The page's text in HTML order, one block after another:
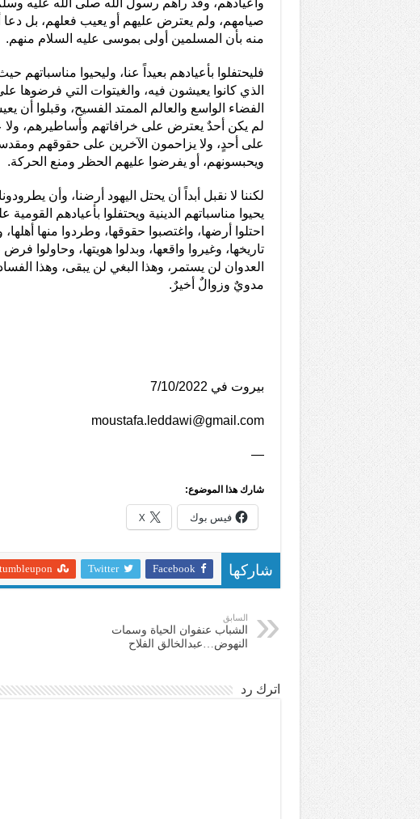
وأعيادهم، وقد رآهم رسول الله صلى الله عليه
صيامهم، ولم يعترض عليهم أو يعيب فعلهم، بل دعا
منه بأن المسلمين أولى بموسى عليه السلام منهم.
فليحتفلوا بأعيادهم بعيداً عنا، وليحيوا مناسباتهم
الذي كانوا يعيشون فيه، والغيتوات التي فرضوها
الفضاء الواسع والعالم الممتد الفسيح، وقبلوا
لم يكن أحدٌ يعترض على خرافاتهم وأساطيرهم، ولا
على أحدٍ، ولا يزاحمون الآخرين على حقوقهم
ويحبسونهم، أو يفرضوا عليهم الحظر ومنع الحركة.
لكننا لا نقبل أبداً أن يحتل اليهود أرضنا، وأن
يحيوا مناسباتهم الدينية ويحتفلوا بأعيادهم
احتلوا أرضها، واغتصبوا حقوقها، وطردوا منها أهلها،
تاريخها، وغيروا واقعها، وبدلوا هويتها، وحاولوا
العدوان لن يستمر، وهذا البغي لن يبقى، وهذا
مدويٌ وزوالٌ أخيرٌ.
بيروت في 7/10/2022
moustafa.leddawi@gmail.com
—
شارك هذا الموضوع:
فيس بوك X
شاركها Facebook
Twitter
السابق
الشباب عنفوان الحياة وسمات
النهوض…عبدالخالق الفلاح
اترك رد